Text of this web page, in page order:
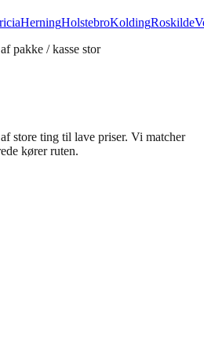
HerningHolstebroKoldingRoskilde
pakke / kasse stor
store ting til lave priser. Vi matcher
kører ruten.